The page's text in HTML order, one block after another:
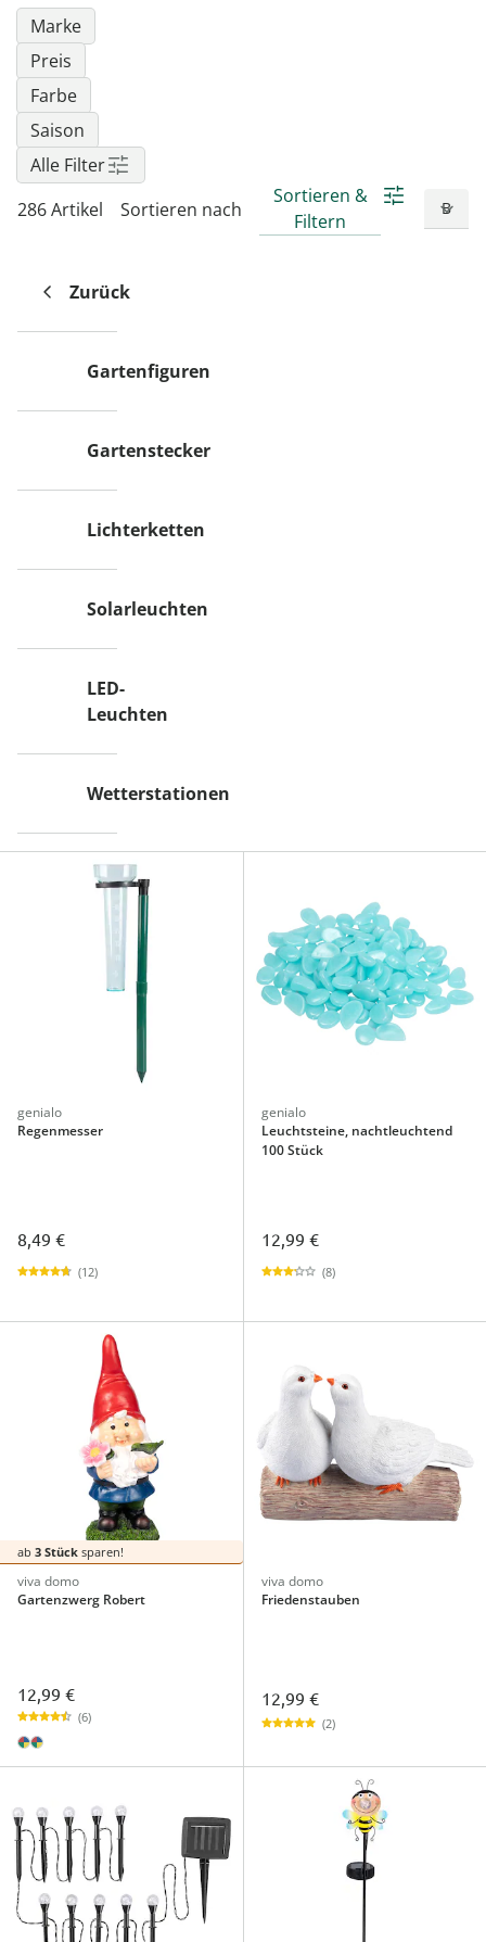
Marke
Preis
Farbe
Saison
Alle Filter
286 Artikel
Sortieren nach
Sortieren &
Filtern
Zurück
Gartenfiguren
Gartenstecker
Lichterketten
Solarleuchten
LED-
Leuchten
Wetterstationen
genialo
Regenmesser
8,49 €
(12)
genialo
Leuchtsteine, nachtleuchtend
100 Stück
12,99 €
(8)
ab 3 Stück sparen!
viva domo
Gartenzwerg Robert
12,99 €
(6)
viva domo
Friedenstauben
12,99 €
(2)